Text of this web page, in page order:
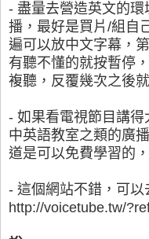
- 盡量去營造英文的
播，最好是買片/組自
遍可以放中文字幕，
有聽不懂的就按暫停
複聽，反覆幾次之後
- 如果看電視節目講
中英語教室之類的廣
道是可以免費學習的
- 這個網站不錯，可以
http://voicetube.tw/